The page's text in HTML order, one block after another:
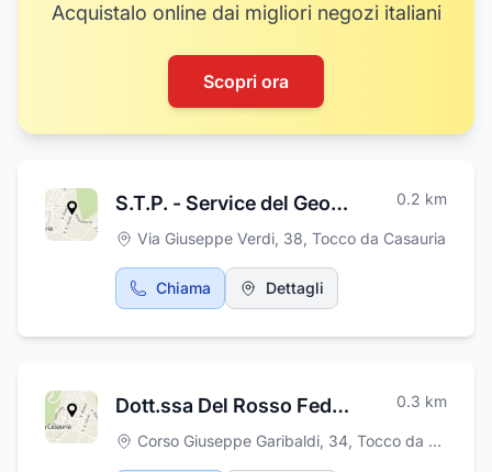
Acquistalo online dai migliori negozi italiani
Scopri ora
S.T.P. - Service del Geom. Giovanni Lupone 0.2 km
Via Giuseppe Verdi, 38, Tocco da Casauria
Chiama Dettagli
Dott.ssa Del Rosso Federica - Consulente assicurativo 0.3 km
Corso Giuseppe Garibaldi, 34, Tocco da Casauria